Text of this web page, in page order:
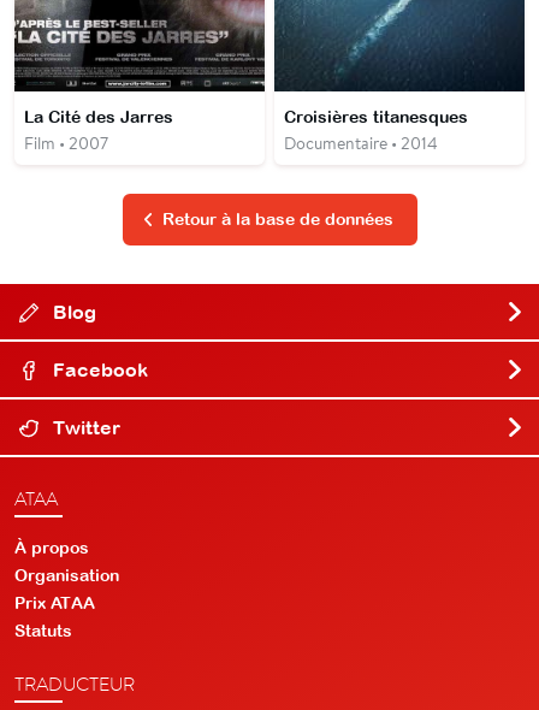
La Cité des Jarres
Film • 2007
Croisières titanesques
Documentaire • 2014
Retour à la base de données
Blog
Facebook
Twitter
ATAA
À propos
Organisation
Prix ATAA
Statuts
TRADUCTEUR